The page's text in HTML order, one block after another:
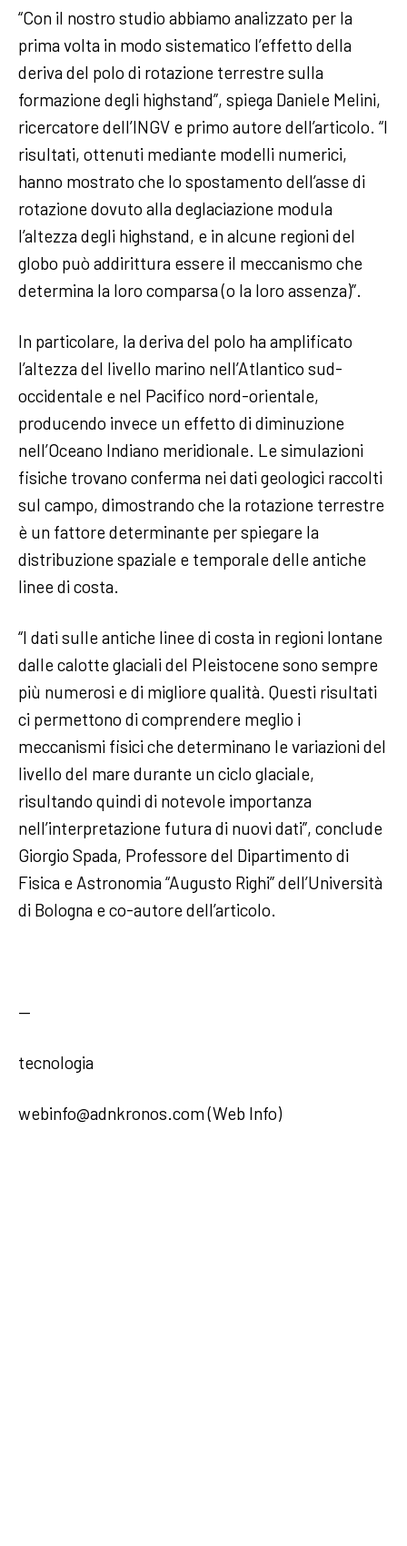
“Con il nostro studio abbiamo analizzato per la
prima volta in modo sistematico l’effetto della
deriva del polo di rotazione terrestre sulla
formazione degli highstand”, spiega Daniele Melini,
ricercatore dell’INGV e primo autore dell’articolo. “I
risultati, ottenuti mediante modelli numerici,
hanno mostrato che lo spostamento dell’asse di
rotazione dovuto alla deglaciazione modula
l’altezza degli highstand, e in alcune regioni del
globo può addirittura essere il meccanismo che
determina la loro comparsa (o la loro assenza)”.
In particolare, la deriva del polo ha amplificato
l’altezza del livello marino nell’Atlantico sud-
occidentale e nel Pacifico nord-orientale,
producendo invece un effetto di diminuzione
nell’Oceano Indiano meridionale. Le simulazioni
fisiche trovano conferma nei dati geologici raccolti
sul campo, dimostrando che la rotazione terrestre
è un fattore determinante per spiegare la
distribuzione spaziale e temporale delle antiche
linee di costa.
“I dati sulle antiche linee di costa in regioni lontane
dalle calotte glaciali del Pleistocene sono sempre
più numerosi e di migliore qualità. Questi risultati
ci permettono di comprendere meglio i
meccanismi fisici che determinano le variazioni del
livello del mare durante un ciclo glaciale,
risultando quindi di notevole importanza
nell’interpretazione futura di nuovi dati”, conclude
Giorgio Spada, Professore del Dipartimento di
Fisica e Astronomia “Augusto Righi” dell’Università
di Bologna e co-autore dell’articolo.
—
tecnologia
webinfo@adnkronos.com (Web Info)